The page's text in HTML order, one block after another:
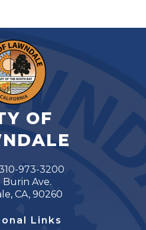
OF
973-3200
Burin Ave.
CA, 90260
Links